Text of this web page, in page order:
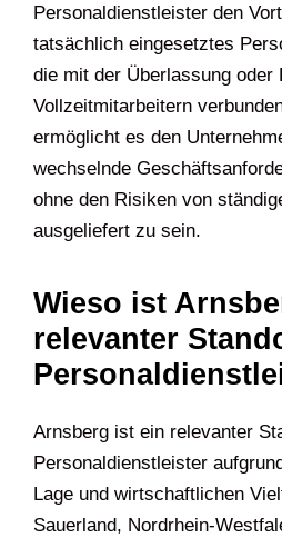
Personaldienstleister den
tatsächlich eingesetztes
die mit der Überlassung oder
Vollzeitmitarbeitern
ermöglicht es den
wechselnde
ohne den Risiken von
ausgeliefert zu sein.
Wieso ist
relevanter
Arnsberg ist ein relevanter
Personaldienstleister
Lage und wirtschaftlichen
Sauerland, Nordrhein-